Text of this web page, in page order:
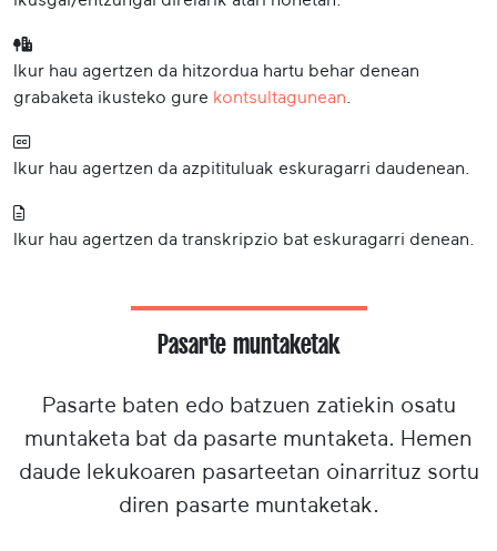
Ikur hau agertzen da hitzordua hartu behar denean
grabaketa ikusteko gure kontsultagunean
Ikur hau agertzen da azpitituluak eskuragarri daudenean.
Ikur hau agertzen da transkripzio bat eskuragarri denean.
Pasarte muntaketak
Pasarte baten edo batzuen zatiekin osatu
muntaketa bat da pasarte muntaketa. Hemen
daude lekukoaren pasarteetan oinarrituz sortu
diren pasarte muntaketak.